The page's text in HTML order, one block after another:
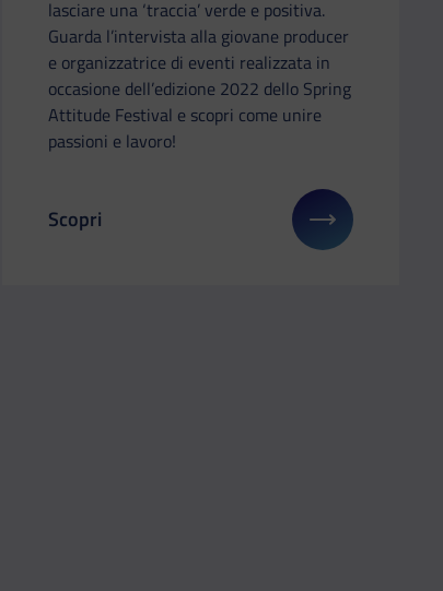
– la scossa ‘elettronica’ che abbatte le
lasciare una ‘traccia’ verde e positiva.
Guarda l’intervista alla giovane producer
e organizzatrice di eventi realizzata in
occasione dell’edizione 2022 dello Spring
Attitude Festival e scopri come unire
passioni e lavoro!
Il link ti porterà ad avere maggiori dettagli su:
Scopri